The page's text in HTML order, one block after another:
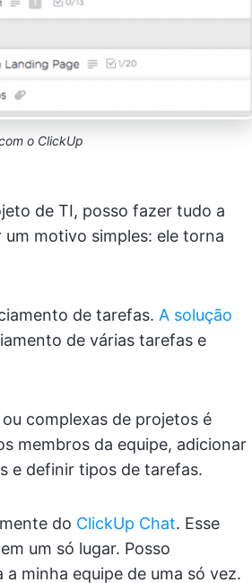
o ClickUp
de TI, posso fazer tudo a
motivo simples: ele torna
de tarefas. A solução
de várias tarefas e
complexas de projetos é
membros da equipe, adicionar
e definir tipos de tarefas.
do ClickUp Chat. Esse
um só lugar. Posso
minha equipe de uma só vez.